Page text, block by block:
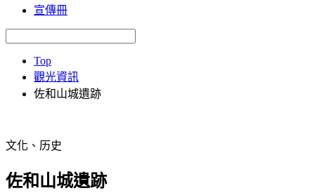
宣傳冊
Top
觀光資訊
佐和山城遺跡
文化、历史
佐和山城遺跡